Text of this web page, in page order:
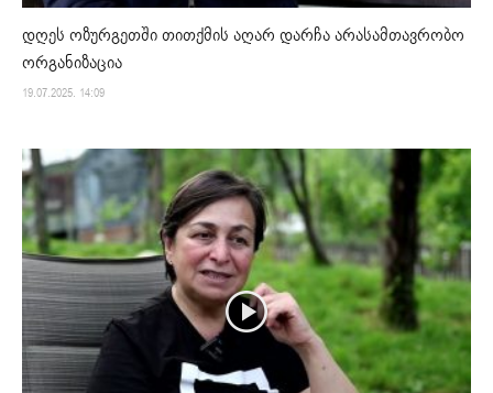
დღეს ოზურგეთში თითქმის აღარ დარჩა არასამთავრობო
ორგანიზაცია
19.07.2025. 14:09